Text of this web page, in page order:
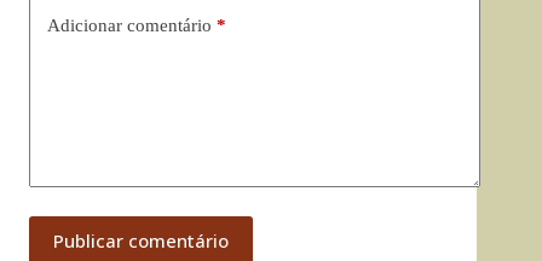
Adicionar comentário *
Publicar comentário